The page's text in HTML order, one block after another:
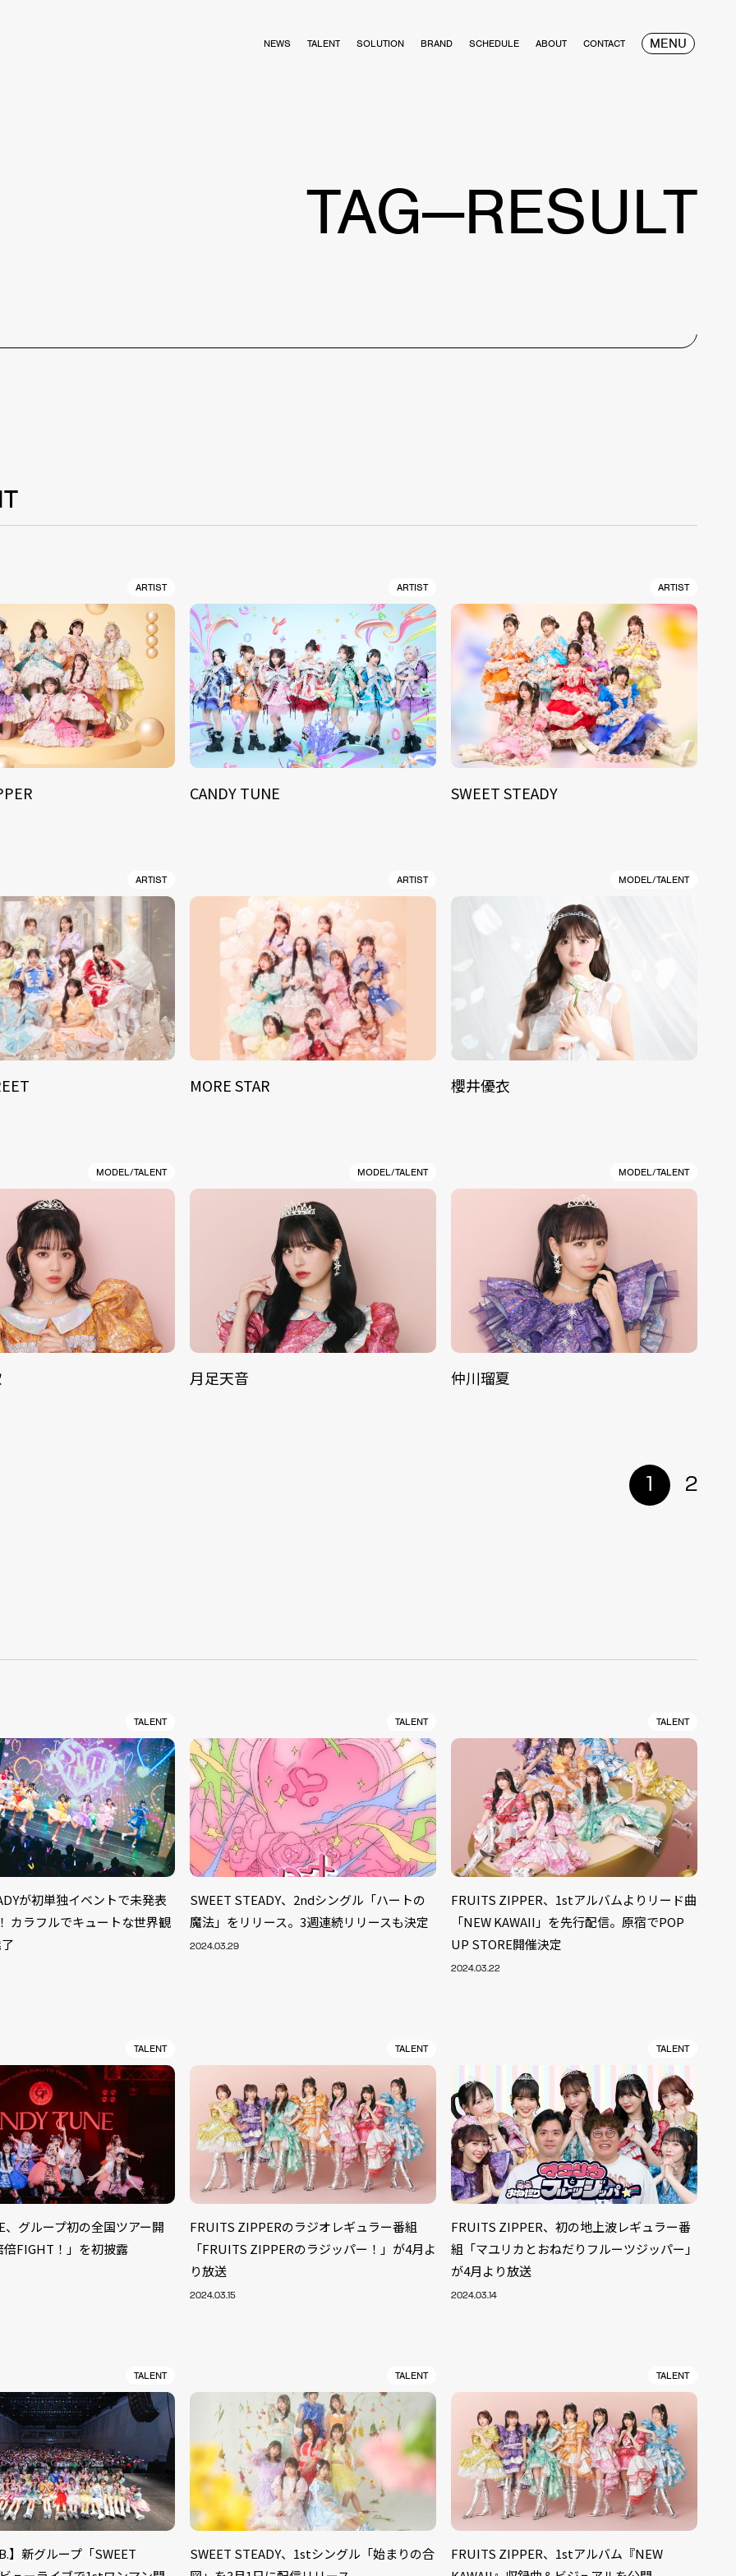
NEWS TALENT SOLUTION BRAND SCHEDULE ABOUT CONTACT MENU
TAG—RESULT
ARTIST ARTIST
CANDY TUNE
ARTIST
SWEET STEADY
ARTIST ARTIST
MORE STAR
MODEL/TALENT
櫻井優衣
MODEL/TALENT MODEL/TALENT
月足天音
MODEL/TALENT
仲川瑠夏
1 2
TALENT
が初単独イベントで未発表
カラフルでキュートな世界観
TALENT
SWEET STEADY、2ndシングル「ハートの
魔法」をリリース。3週連続リリースも決定
2024.03.29
TALENT
FRUITS ZIPPER、1stアルバムよりリード曲
「NEW KAWAII」を先行配信。原宿でPOP
UP STORE開催決定
2024.03.22
TALENT
、グループ初の全国ツアー開
倍FIGHT！」を初披露
TALENT
FRUITS ZIPPERのラジオレギュラー番組
「FRUITS ZIPPERのラジッパー！」が4月よ
り放送
2024.03.15
TALENT
FRUITS ZIPPER、初の地上波レギュラー番
組「マユリカとおねだりフルーツジッパー」
が4月より放送
2024.03.14
TALENT
】新グループ「SWEET
TALENT
SWEET STEADY、1stシングル「始まりの合
TALENT
FRUITS ZIPPER、1stアルバム『NEW
ARTIST40 MODEL/TALENT33
13 29